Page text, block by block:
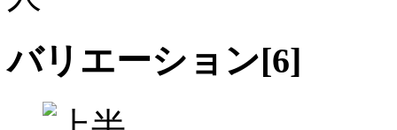
バリエーション[6]